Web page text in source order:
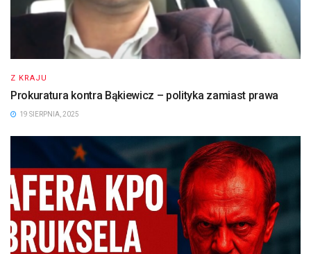
Z KRAJU
Prokuratura kontra Bąkiewicz – polityka zamiast prawa
19 SIERPNIA, 2025